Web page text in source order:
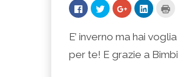
Fai
clic
su
Facebook
(Si
apre
Fai
clic
condividere
su
Twitter
(Si
apre
Fai
clic
condividere
su
Google+
(Si
Fai
clic
su
LinkedIn
(Si
(Si
in
E’ inverno ma hai
per te! E grazie a